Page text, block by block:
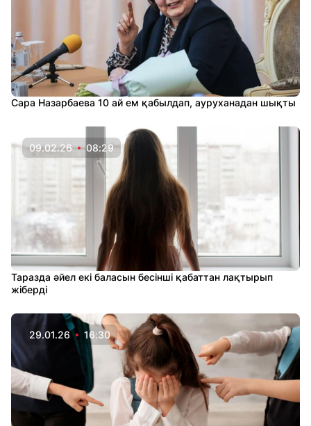
Сара Назарбаева 10 ай ем қабылдап, ауруханадан шықты
09.02.26 08:29
Таразда әйел екі баласын бесінші қабаттан лақтырып
жіберді
29.01.26 16:30